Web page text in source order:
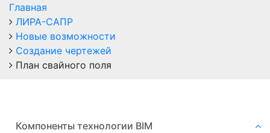
Главная
ЛИРА-САПР
Новые возможности
Создание чертежей
План свайного поля
Компоненты технологии ВIM